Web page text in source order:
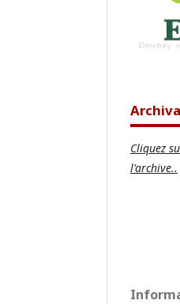
Cliquez
l'archive..